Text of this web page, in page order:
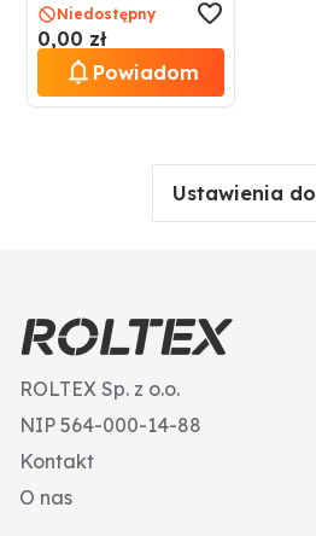
GRANIT 56022
72090005
Niedostępny
0,00 zł
Powiadom
Ustawienia
ROLTEX Sp. z o.o.
NIP 564-000-14-88
Kontakt
O nas